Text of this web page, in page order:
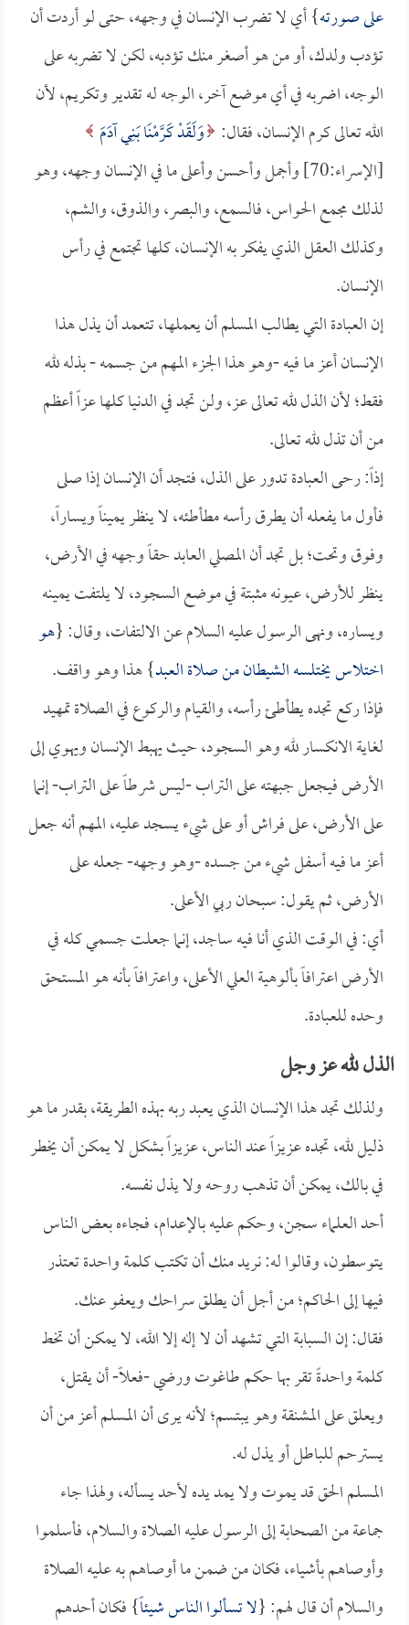
على صورته} أي لا تضرب الإنسان في وجهه، حتى لو أردت أن
تؤدب ولدك، أو من هو أصغر منك تؤدبه، لكن لا تضربه على
الوجه، اضربه في أي موضع آخر، الوجه له تقدير وتكريم، لأن
الله تعالى كرم الإنسان، فقال: وَلَقَدْ كَرَّمْنَا بَنِي آدَمَ
[الإسراء:70] وأجمل وأحسن وأعلى ما في الإنسان وجهه، وهو
لذلك مجمع الحواس، فالسمع، والبصر، والذوق، والشم،
وكذلك العقل الذي يفكر به الإنسان، كلها تجتمع في رأس
الإنسان.
إن العبادة التي يطالب المسلم أن يعملها، تتعمد أن يذل هذا
الإنسان أعز ما فيه -وهو هذا الجزء المهم من جسمه - بذله لله
فقط؛ لأن الذل لله تعالى عز، ولن تجد في الدنيا كلها عزاً أعظم
من أن تذل لله تعالى.
إذاً: رحى العبادة تدور على الذل، فتجد أن الإنسان إذا صلى
فأول ما يفعله أن يطرق رأسه مطأطئه، لا ينظر يميناً ويساراً،
وفوق وتحت؛ بل تجد أن المصلي العابد حقاً وجهه في الأرض،
ينظر للأرض، عيونه مثبتة في موضع السجود، لا يلتفت يمينه
ويساره، ونهى الرسول عليه السلام عن الالتفات، وقال: {هو
اختلاس يختلسه الشيطان من صلاة العبد} هذا وهو واقف.
فإذا ركع تجده يطأطئ رأسه، والقيام والركوع في الصلاة تمهيد
لغاية الانكسار لله وهو السجود، حيث يهبط الإنسان ويهوي إلى
الأرض فيجعل جبهته على التراب -ليس شرطاً على التراب- إنما
على الأرض، على فراش أو على شيء يسجد عليه، المهم أنه جعل
أعز ما فيه أسفل شيء من جسده -وهو وجهه- جعله على
الأرض، ثم يقول: سبحان ربي الأعلى.
أي: في الوقت الذي أنا فيه ساجد، إنما جعلت جسمي كله في
الأرض اعترافاً بألوهية العلي الأعلى، واعترافاً بأنه هو المستحق
وحده للعبادة.
الذل لله عز وجل
ولذلك تجد هذا الإنسان الذي يعبد ربه بهذه الطريقة، بقدر ما هو
ذليل لله، تجده عزيزاً عند الناس، عزيزاً بشكل لا يمكن أن يخطر
في بالك، يمكن أن تذهب روحه ولا يذل نفسه.
أحد العلماء سجن، وحكم عليه بالإعدام، فجاءه بعض الناس
يتوسطون، وقالوا له: نريد منك أن تكتب كلمة واحدة تعتذر
فيها إلى الحاكم؛ من أجل أن يطلق سراحك ويعفو عنك.
فقال: إن السبابة التي تشهد أن لا إله إلا الله، لا يمكن أن تخط
كلمة واحدةً تقر بها حكم طاغوت ورضي -فعلاً- أن يقتل،
ويعلق على المشنقة وهو يبتسم؛ لأنه يرى أن المسلم أعز من أن
يسترحم للباطل أو يذل له.
المسلم الحق قد يموت ولا يمد يده لأحد يسأله، ولهذا جاء
جماعة من الصحابة إلى الرسول عليه الصلاة والسلام، فأسلموا
وأوصاهم بأشياء، فكان من ضمن ما أوصاهم به عليه الصلاة
والسلام أن قال لهم: {لا تسألوا الناس شيئاً} فكان أحدهم